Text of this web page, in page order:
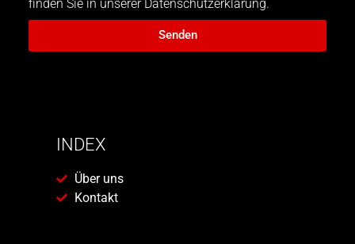
finden Sie in unserer Datenschutzerklärung.
Senden
INDEX
Über uns
Kontakt